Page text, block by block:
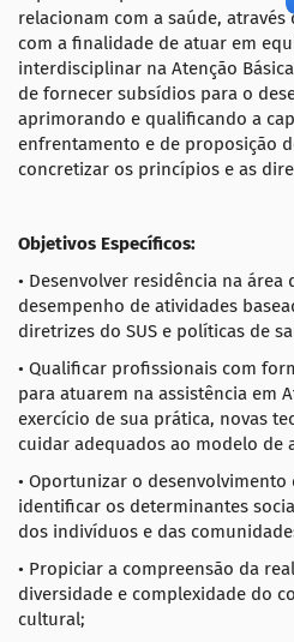
relacionam com a saúde,
com a finalidade de atuar em
interdisciplinar na Atenção
de fornecer subsídios para o
aprimorando e qualificando a
enfrentamento e de proposição
concretizar os princípios e as
Objetivos Específicos:
• Desenvolver residência na área
desempenho de atividades
diretrizes do SUS e políticas de
• Qualificar profissionais com
para atuarem na assistência em
exercício de sua prática, novas
cuidar adequados ao modelo de
• Oportunizar o
identificar os determinantes
dos indivíduos e das
• Propiciar a compreensão da
diversidade e complexidade do
cultural;